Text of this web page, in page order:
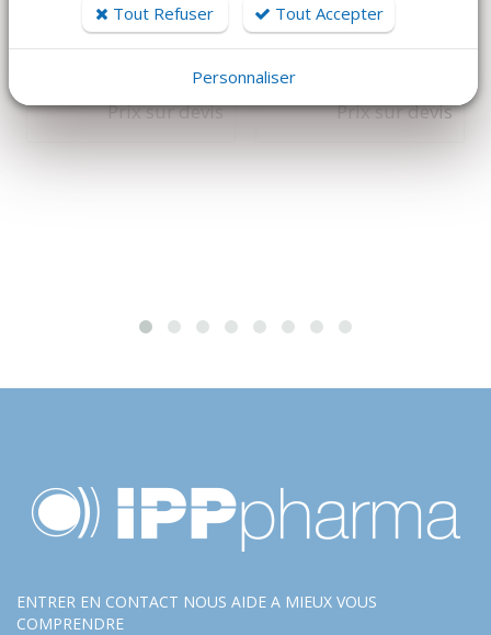
DÉTAILS
JOTA
Prix sur devis
DÉTAILS
JOTA
FRAISE 167RF x2
Prix sur devis
ENTRER EN CONTACT NOUS AIDE A MIEUX VOUS
COMPRENDRE
Tout Refuser Tout Accepter
Personnaliser